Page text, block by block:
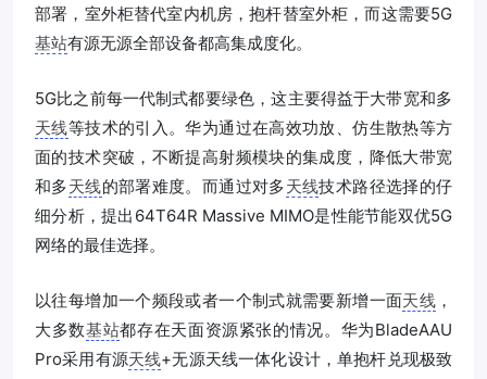
部署，室外柜替代室内机房，抱杆替室外柜，而这需要5G
基站有源无源全部设备都高集成度化。
5G比之前每一代制式都要绿色，这主要得益于大带宽和多
天线等技术的引入。华为通过在高效功放、仿生散热等方
面的技术突破，不断提高射频模块的集成度，降低大带宽
和多天线的部署难度。而通过对多天线技术路径选择的仔
细分析，提出64T64R Massive MIMO是性能节能双优5G
网络的最佳选择。
以往每增加一个频段或者一个制式就需要新增一面天线 ，
大多数基站都存在天面资源紧张的情况。华为BladeAAU
Pro采用有源天线+无源天线一体化设计，单抱杆兑现极致